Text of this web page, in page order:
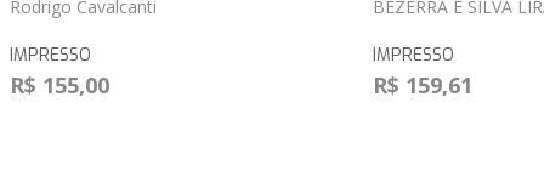
Rodrigo Cavalcanti
IMPRESSO
R$ 155,00
BEZERRA E SILVA
IMPRESSO
R$ 159,61